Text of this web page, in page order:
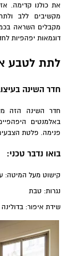
את כולנו קדימה.
מקשיבים ללב
מקבלים השראה
דוגמאות יפהפיות
לתת לטבע
חדר השינה
חדר השינה הזה
באלמנטים
פנימה. פלטת
בואו נדבר טכני:
קישוט מעל המיטה:
נגרות: טבת
שידת איפור: בדולינה